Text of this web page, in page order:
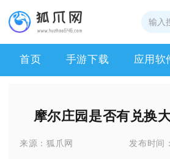
首页 手游下载 应用软
摩尔庄园是否有兑换
来源：狐爪网 发布时间